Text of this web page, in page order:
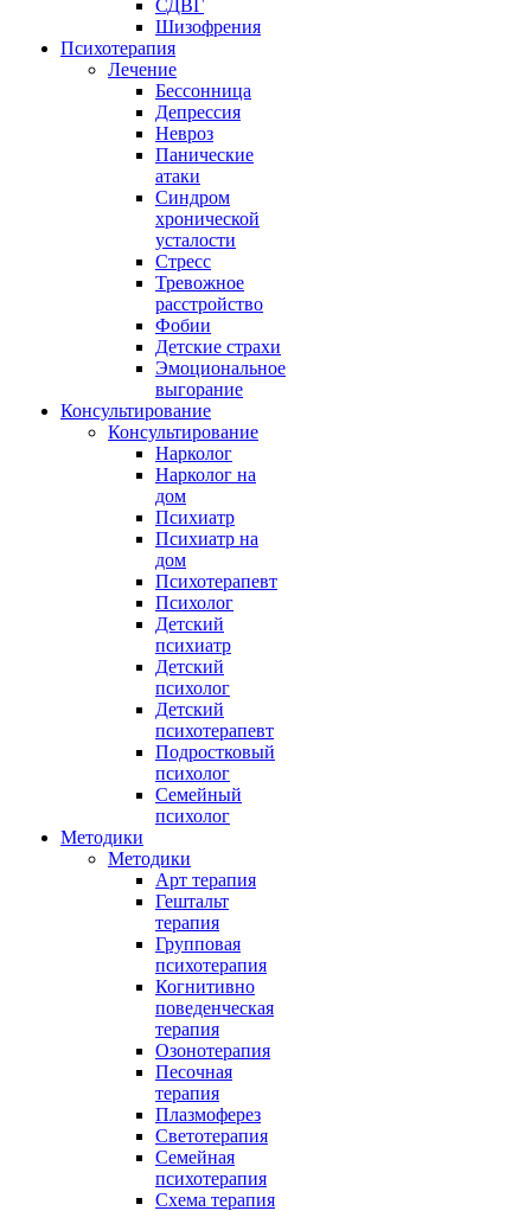
СДВГ
Шизофрения
Психотерапия
Лечение
Бессонница
Депрессия
Невроз
Панические
атаки
Синдром
хронической
усталости
Стресс
Тревожное
расстройство
Фобии
Детские страхи
Эмоциональное
выгорание
Консультирование
Консультирование
Нарколог
Нарколог на
дом
Психиатр
Психиатр на
дом
Психотерапевт
Психолог
Детский
психиатр
Детский
психолог
Детский
психотерапевт
Подростковый
психолог
Семейный
психолог
Методики
Методики
Арт терапия
Гештальт
терапия
Групповая
психотерапия
Когнитивно
поведенческая
терапия
Озонотерапия
Песочная
терапия
Плазмоферез
Светотерапия
Семейная
психотерапия
Схема терапия